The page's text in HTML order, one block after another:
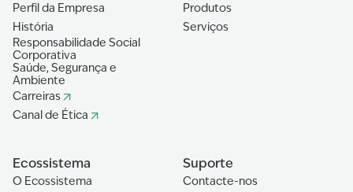
Perfil da Empresa
História
Responsabilidade Social
Corporativa
Saúde, Segurança e
Ambiente
Carreiras
Canal de Ética
Produtos
Serviços
Ecossistema
O Ecossistema
Suporte
Contacte-nos